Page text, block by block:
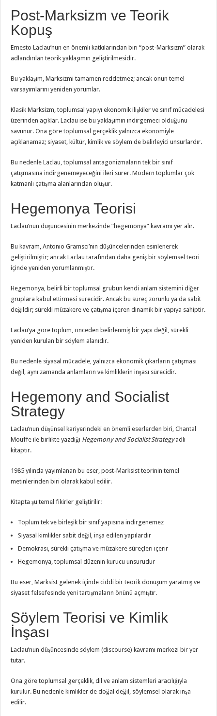
Post-Marksizm ve Teorik
Kopuş
Ernesto Laclau’nun en önemli katkılarından biri “post-Marksizm” olarak
adlandırılan teorik yaklaşımın geliştirilmesidir.
Bu yaklaşım, Marksizmi tamamen reddetmez; ancak onun temel
varsayımlarını yeniden yorumlar.
Klasik Marksizm, toplumsal yapıyı ekonomik ilişkiler ve sınıf mücadelesi
üzerinden açıklar. Laclau ise bu yaklaşımın indirgemeci olduğunu
savunur. Ona göre toplumsal gerçeklik yalnızca ekonomiyle
açıklanamaz; siyaset, kültür, kimlik ve söylem de belirleyici unsurlardır.
Bu nedenle Laclau, toplumsal antagonizmaların tek bir sınıf
çatışmasına indirgenemeyeceğini ileri sürer. Modern toplumlar çok
katmanlı çatışma alanlarından oluşur.
Hegemonya Teorisi
Laclau’nun düşüncesinin merkezinde “hegemonya” kavramı yer alır.
Bu kavram, Antonio Gramsci’nin düşüncelerinden esinlenerek
geliştirilmiştir; ancak Laclau tarafından daha geniş bir söylemsel teori
içinde yeniden yorumlanmıştır.
Hegemonya, belirli bir toplumsal grubun kendi anlam sistemini diğer
gruplara kabul ettirmesi sürecidir. Ancak bu süreç zorunlu ya da sabit
değildir; sürekli müzakere ve çatışma içeren dinamik bir yapıya sahiptir.
Laclau’ya göre toplum, önceden belirlenmiş bir yapı değil, sürekli
yeniden kurulan bir söylem alanıdır.
Bu nedenle siyasal mücadele, yalnızca ekonomik çıkarların çatışması
değil, aynı zamanda anlamların ve kimliklerin inşası sürecidir.
Hegemony and Socialist
Strategy
Laclau’nun düşünsel kariyerindeki en önemli eserlerden biri, Chantal
Mouffe ile birlikte yazdığı Hegemony and Socialist Strategyadlı
kitaptır.
1985 yılında yayımlanan bu eser, post-Marksist teorinin temel
metinlerinden biri olarak kabul edilir.
Kitapta şu temel fikirler geliştirilir:
Toplum tek ve birleşik bir sınıf yapısına indirgenemez
Siyasal kimlikler sabit değil, inşa edilen yapılardır
Demokrasi, sürekli çatışma ve müzakere süreçleri içerir
Hegemonya, toplumsal düzenin kurucu unsurudur
Bu eser, Marksist gelenek içinde ciddi bir teorik dönüşüm yaratmış ve
siyaset felsefesinde yeni tartışmaların önünü açmıştır.
Söylem Teorisi ve Kimlik
İnşası
Laclau’nun düşüncesinde söylem (discourse) kavramı merkezi bir yer
tutar.
Ona göre toplumsal gerçeklik, dil ve anlam sistemleri aracılığıyla
kurulur. Bu nedenle kimlikler de doğal değil, söylemsel olarak inşa
edilir.